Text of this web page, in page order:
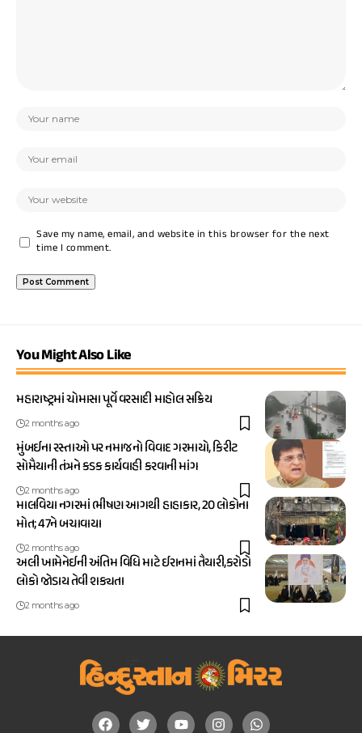
Save my name, email, and website in this browser for the next
time I comment.
You Might Also Like
મહારાષ્ટ્રમાં ચોમાસા પૂર્વે વરસાદી માહોલ સક્રિય
2 months ago
મુંબઈના રસ્તાઓ પર નમાજનો વિવાદ ગરમાયો, કિરીટ
સોમૈયાની તંત્રને કડક કાર્યવાહી કરવાની માંગ
2 months ago
માલવિયા નગરમાં ભીષણ આગથી હાહાકાર, 20 લોકોના
મોત; 47ને બચાવાયા
2 months ago
અલી ખામેનેઈની અંતિમ વિધિ માટે ઈરાનમાં તૈયારી,કરોડો
લોકો જોડાય તેવી શક્યતા
2 months ago